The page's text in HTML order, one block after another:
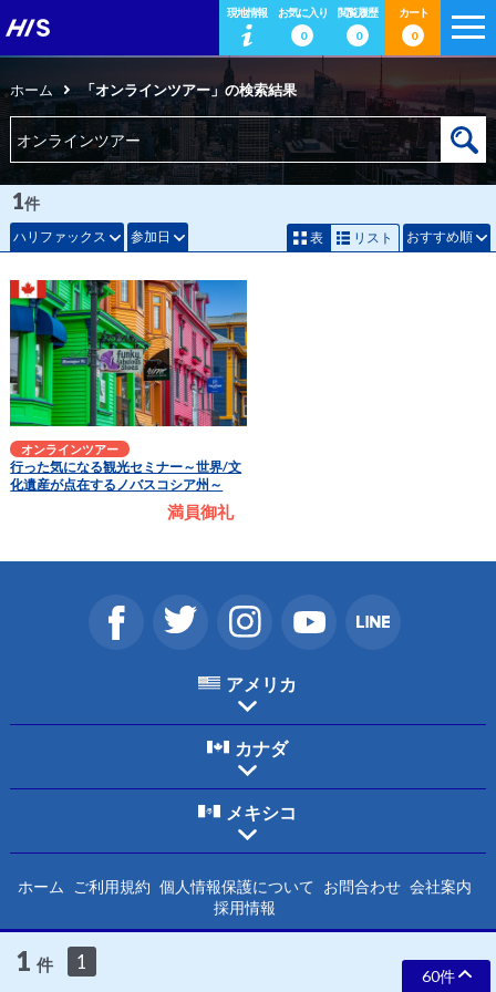
現地情報
お気に入り
0
閲覧履歴
0
カート
0
ホーム 「オンラインツアー」の検索結果
ハリファックス 参加日
1件
表 リスト おすすめ順
オンラインツアー
行った気になる観光セミナー～世界/文
化遺産が点在するノバスコシア州～
満員御礼
1 件 1
60件
アメリカ
カナダ
メキシコ
ホーム ご利用規約 個人情報保護について お問合わせ 会社案内
採用情報
Copyright © 2026 HIS International Tours Inc. All Rights Reserved.